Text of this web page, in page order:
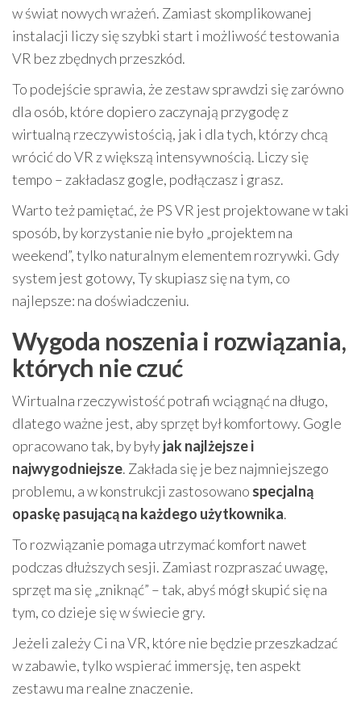
w świat nowych wrażeń. Zamiast skomplikowanej
instalacji liczy się szybki start i możliwość testowania
VR bez zbędnych przeszkód.
To podejście sprawia, że zestaw sprawdzi się zarówno
dla osób, które dopiero zaczynają przygodę z
wirtualną rzeczywistością, jak i dla tych, którzy chcą
wrócić do VR z większą intensywnością. Liczy się
tempo – zakładasz gogle, podłączasz i grasz.
Warto też pamiętać, że PS VR jest projektowane w taki
sposób, by korzystanie nie było „projektem na
weekend”, tylko naturalnym elementem rozrywki. Gdy
system jest gotowy, Ty skupiasz się na tym, co
najlepsze: na doświadczeniu.
Wygoda noszenia i rozwiązania,
których nie czuć
Wirtualna rzeczywistość potrafi wciągnąć na długo,
dlatego ważne jest, aby sprzęt był komfortowy. Gogle
opracowano tak, by byłyjak najlżejsze i
najwygodniejsze. Zakłada się je bez najmniejszego
problemu, a w konstrukcji zastosowano specjalną
opaskę pasującą na każdego użytkownika.
To rozwiązanie pomaga utrzymać komfort nawet
podczas dłuższych sesji. Zamiast rozpraszać uwagę,
sprzęt ma się „zniknąć” – tak, abyś mógł skupić się na
tym, co dzieje się w świecie gry.
Jeżeli zależy Ci na VR, które nie będzie przeszkadzać
w zabawie, tylko wspierać immersję, ten aspekt
zestawu ma realne znaczenie.